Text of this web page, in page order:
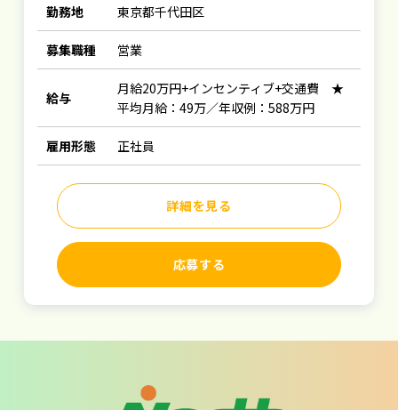
勤務地 東京都千代田区
募集職種 営業
給与
月給20万円+インセンティブ+交通費 ★
平均月給：49万／年収例：588万円
雇用形態 正社員
詳細を見る
応募する